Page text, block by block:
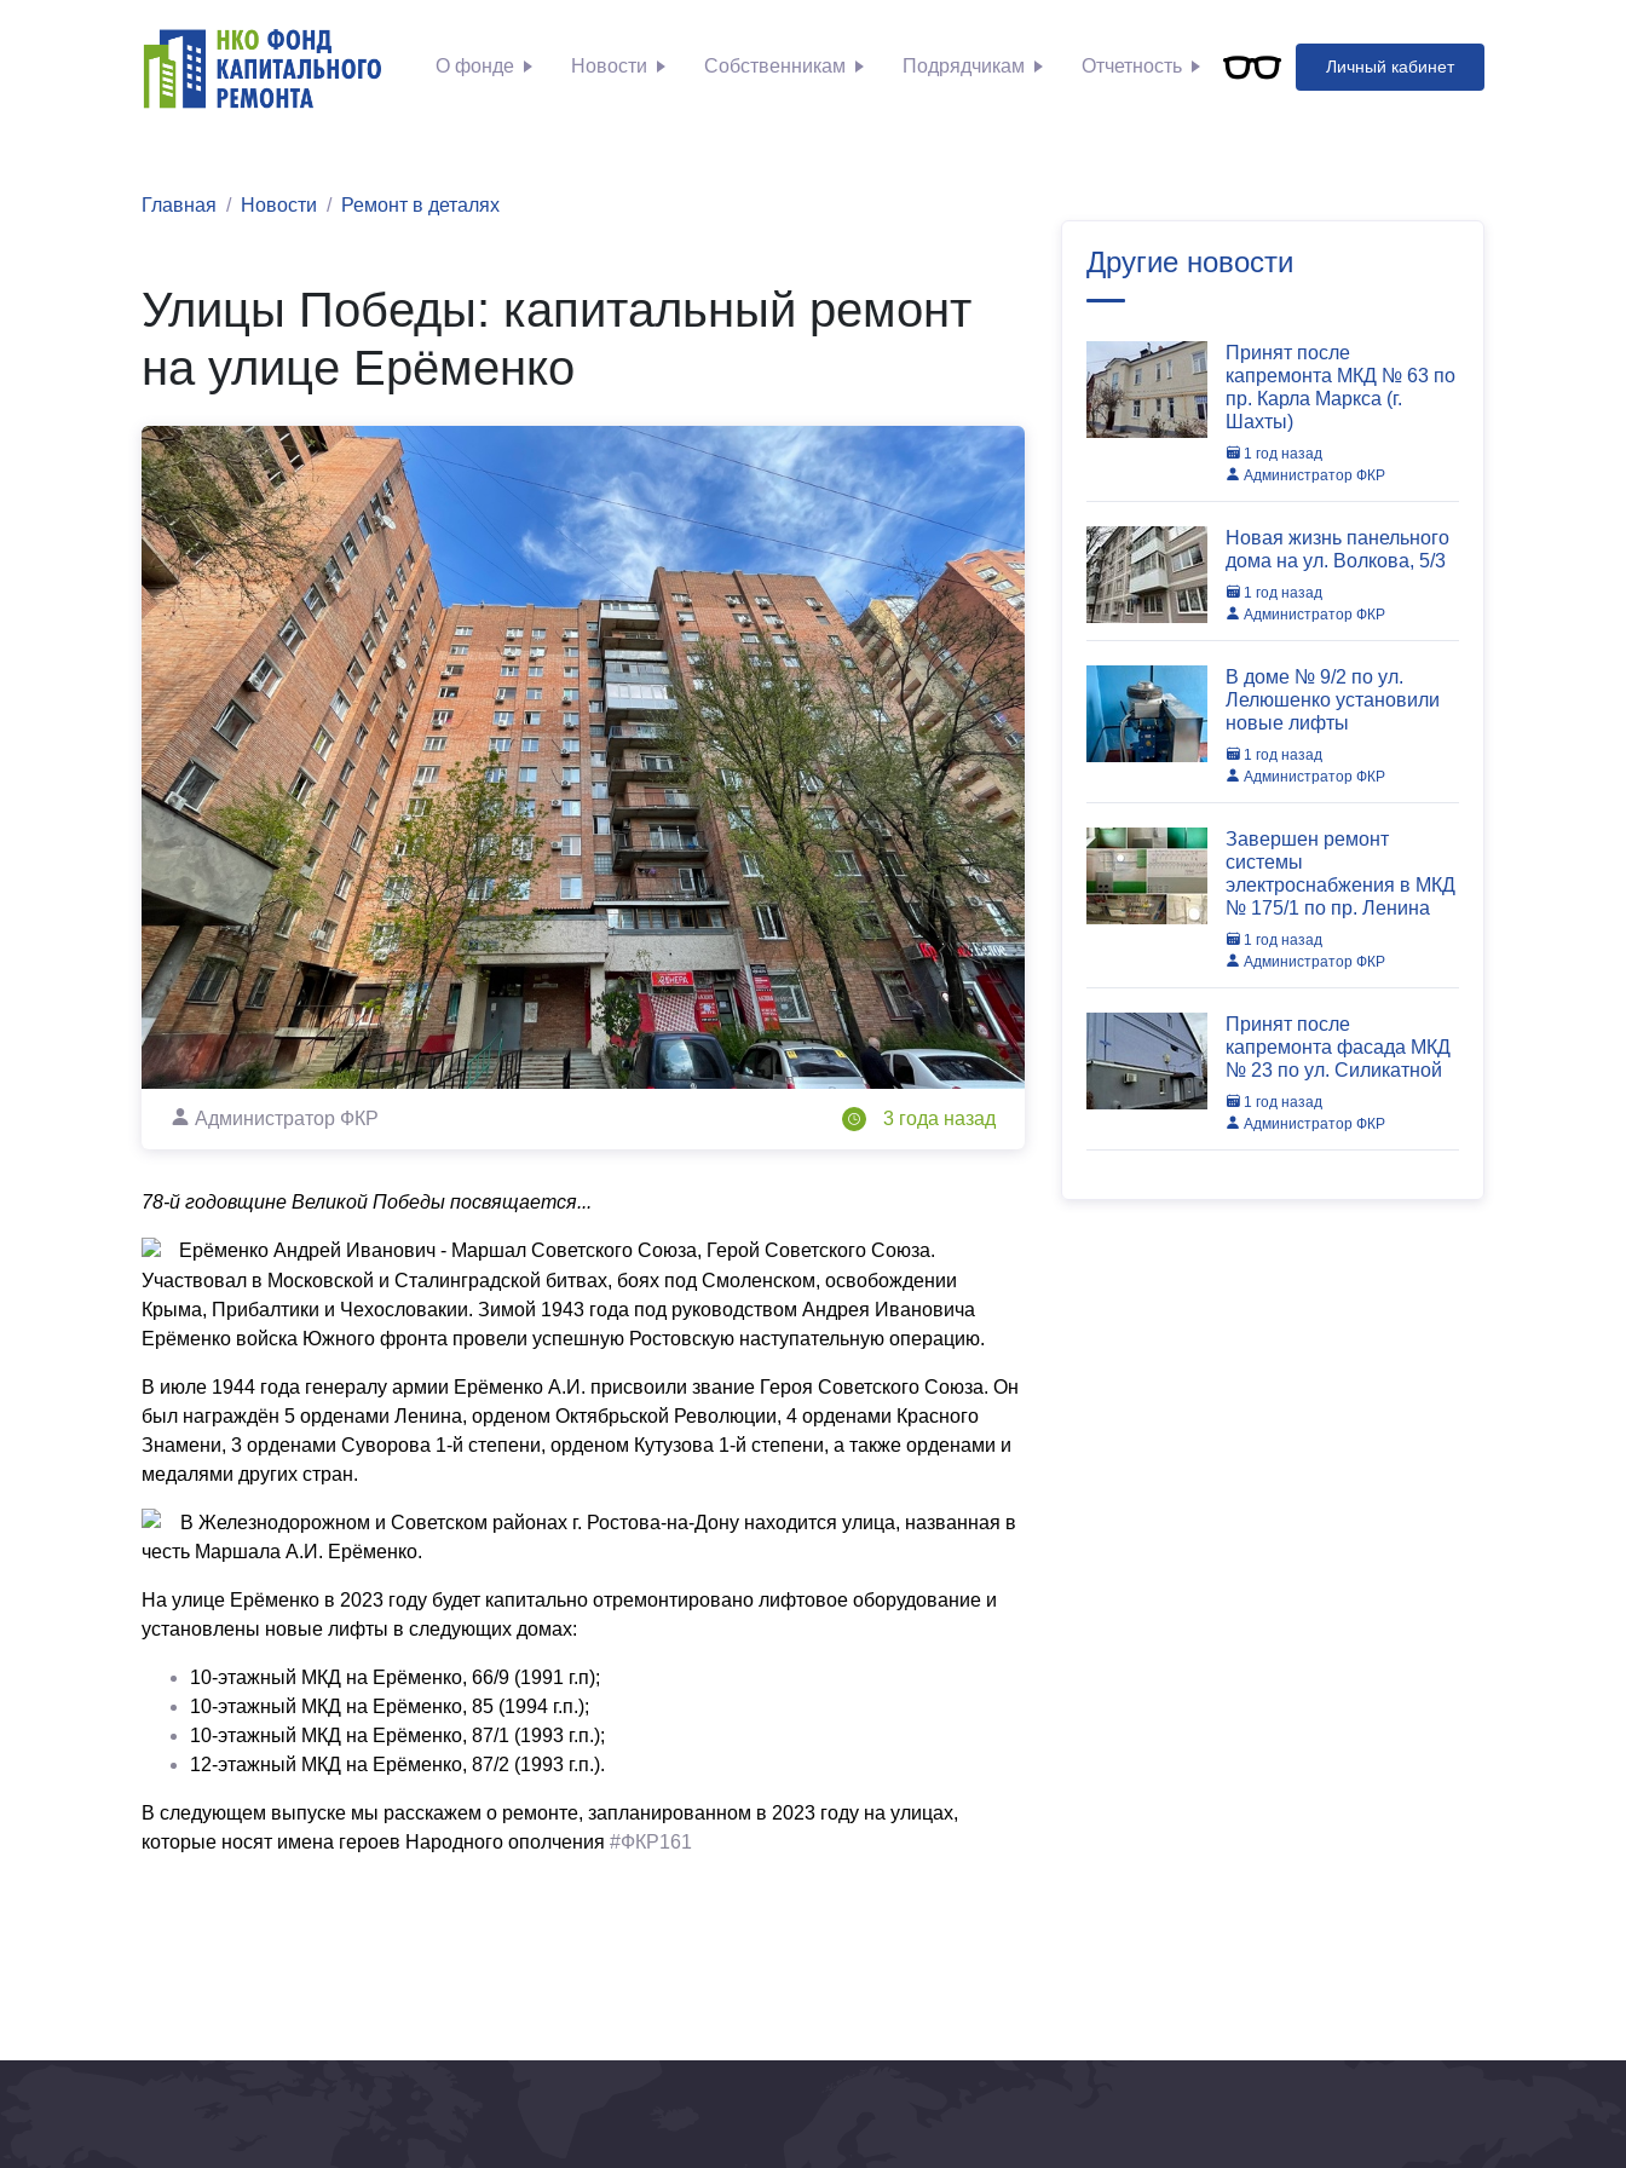
О фонде Новости Собственникам Подрядчикам Отчетность Личный кабинет
Главная Новости Ремонт в деталях
Улицы Победы: капитальный ремонт
на улице Ерёменко
Администратор ФКР 3 года назад
78-й годовщине Великой Победы посвящается...
Ерёменко Андрей Иванович - Маршал Советского Союза, Герой Советского Союза.
Участвовал в Московской и Сталинградской битвах, боях под Смоленском, освобождении
Крыма, Прибалтики и Чехословакии. Зимой 1943 года под руководством Андрея Ивановича
Ерёменко войска Южного фронта провели успешную Ростовскую наступательную операцию.
В июле 1944 года генералу армии Ерёменко А.И. присвоили звание Героя Советского Союза. Он
был награждён 5 орденами Ленина, орденом Октябрьской Революции, 4 орденами Красного
Знамени, 3 орденами Суворова 1-й степени, орденом Кутузова 1-й степени, а также орденами и
медалями других стран.
В Железнодорожном и Советском районах г. Ростова-на-Дону находится улица, названная в
честь Маршала А.И. Ерёменко.
На улице Ерёменко в 2023 году будет капитально отремонтировано лифтовое оборудование и
установлены новые лифты в следующих домах:
10-этажный МКД на Ерёменко, 66/9 (1991 г.п);
10-этажный МКД на Ерёменко, 85 (1994 г.п.);
10-этажный МКД на Ерёменко, 87/1 (1993 г.п.);
12-этажный МКД на Ерёменко, 87/2 (1993 г.п.).
В следующем выпуске мы расскажем о ремонте, запланированном в 2023 году на улицах,
которые носят имена героев Народного ополчения #ФКР161
Другие новости
Принят после
капремонта МКД № 63 по
пр. Карла Маркса (г.
Шахты)
1 год назад
Администратор ФКР
Новая жизнь панельного
дома на ул. Волкова, 5/3
1 год назад
Администратор ФКР
В доме № 9/2 по ул.
Лелюшенко установили
новые лифты
1 год назад
Администратор ФКР
Завершен ремонт
системы
электроснабжения в МКД
№ 175/1 по пр. Ленина
1 год назад
Администратор ФКР
Принят после
капремонта фасада МКД
№ 23 по ул. Силикатной
1 год назад
Администратор ФКР